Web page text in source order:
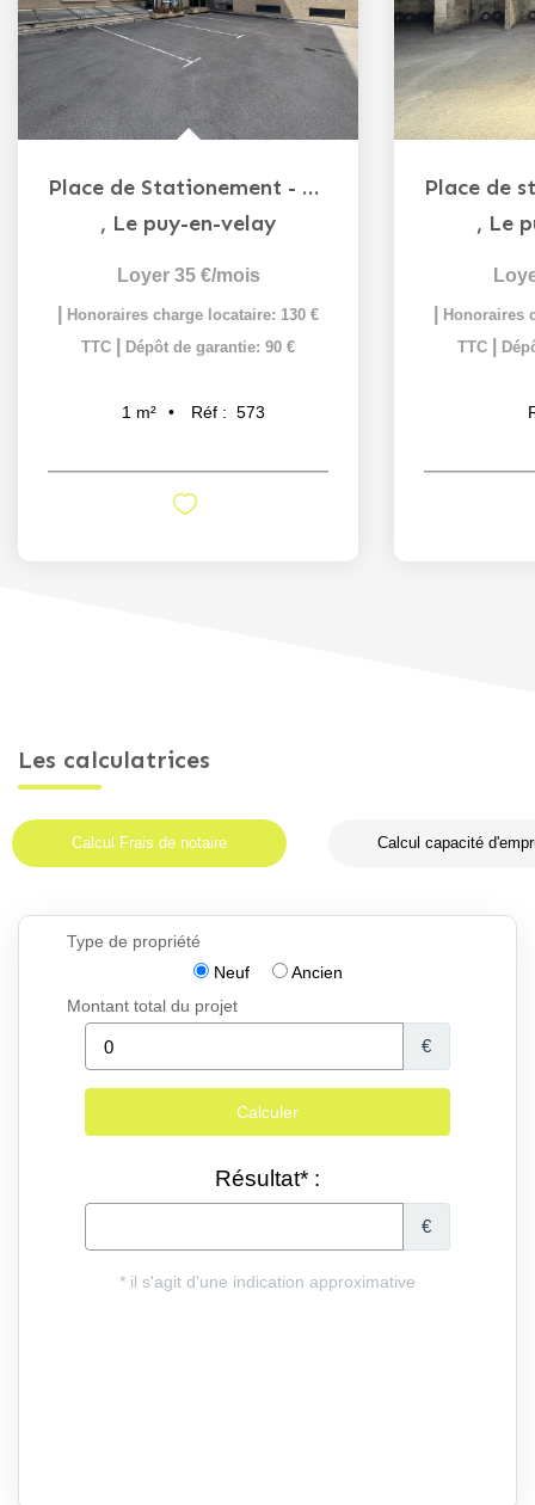
Place de Stationement - Rue Jean Barthélémy
, Le puy-en-velay
Loyer 35 €/mois
Honoraires charge locataire: 130 €
TTC
Dépôt de garantie: 90 €
1 m² Réf : 573
, Le
Honoraires
TTC
Les calculatrices
Calcul Frais de notaire Calcul capacité